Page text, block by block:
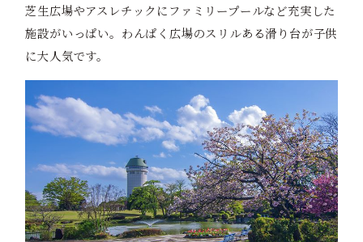
芝生広場やアスレチックにファミリープールなど充実した
施設がいっぱい。わんぱく広場のスリルある滑り台が子供
に大人気です。